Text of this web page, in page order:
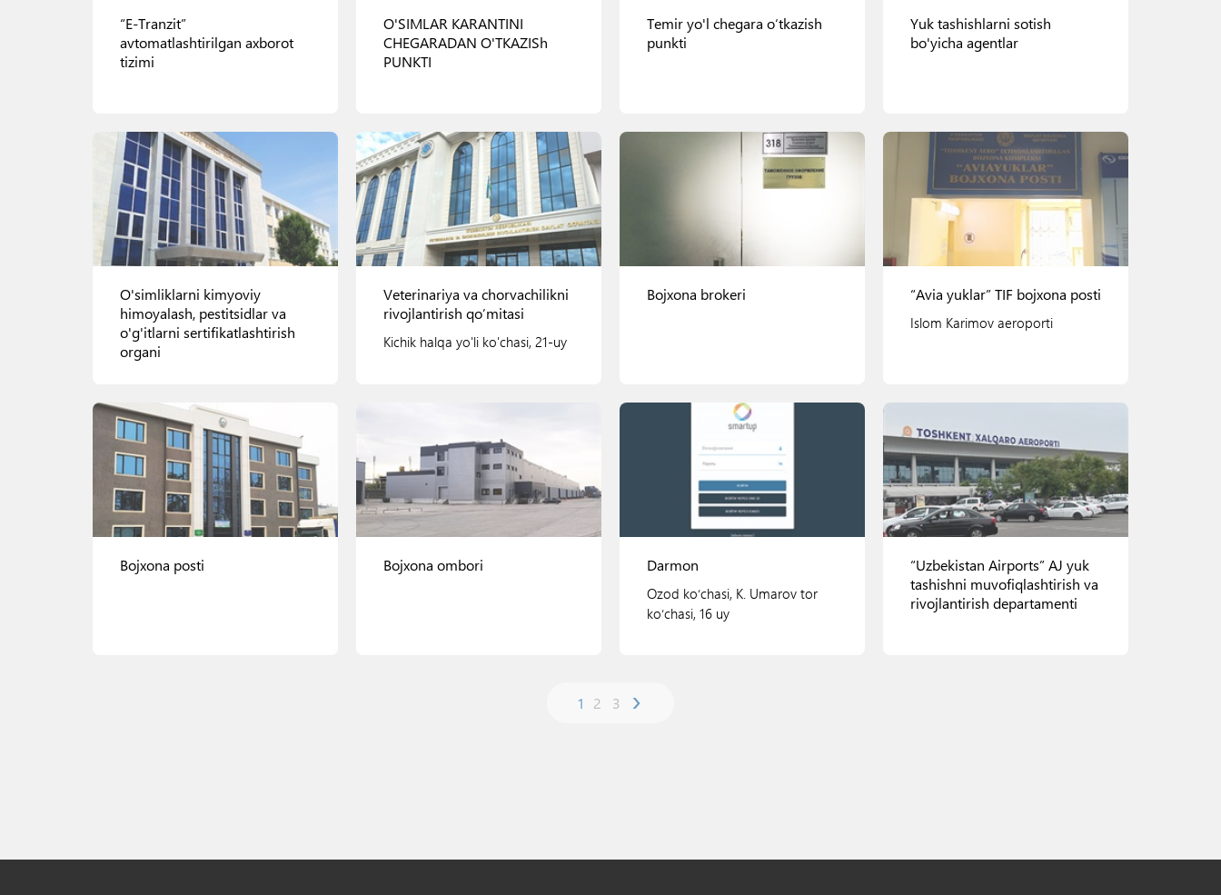
“E-Tranzit”
avtomatlashtirilgan axborot
tizimi
Ko'rish
O'SIMLAR KARANTINI
CHEGARADAN O'TKAZISh
PUNKTI
Ko'rish
Temir yo'l chegara o‘tkazish
punkti
Yuk tashishlarni sotish
bo'yicha agentlar
Ko'rish
O'simliklarni kimyoviy
himoyalash, pestitsidlar va
o'g'itlarni sertifikatlashtirish
organi
Ko'rish
Veterinariya va chorvachilikni
rivojlantirish qo’mitasi
Kichik halqa yo'li ko'chasi, 21-uy
Ko'rish
Bojxona brokeri “Avia yuklar” TIF bojxona posti
Islom Karimov aeroporti
Ko'rish
Bojxona posti Bojxona ombori Darmon
Ozod koʻchasi, K. Umarov tor
koʻchasi, 16 uy
“Uzbekistan Airports” AJ yuk
tashishni muvofiqlashtirish va
rivojlantirish departamenti
1 2 3 ›